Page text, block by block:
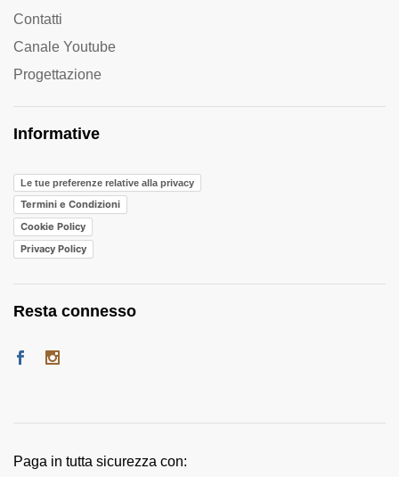
Contatti
Canale Youtube
Progettazione
Informative
Le tue preferenze relative alla privacy
Termini e Condizioni
Cookie Policy
Privacy Policy
Resta connesso
Paga in tutta sicurezza con: